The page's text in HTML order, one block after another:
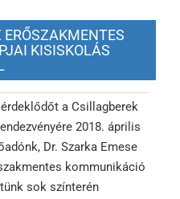
ERŐSZAKMENTES
KISISKOLÁS
a Csillagberek
2018. április
Dr. Szarka Emese
kommunikáció
sok színterén